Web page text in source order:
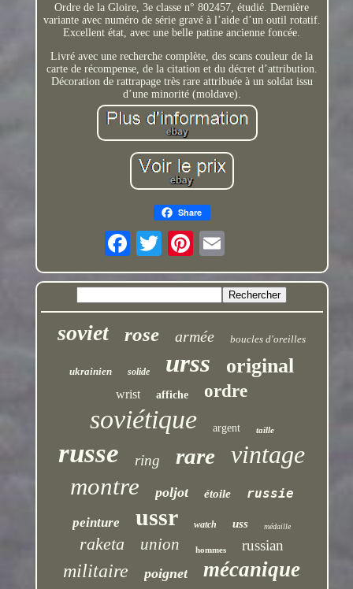
Ordre de la Gloire, 3e classe n° 802457, étudié. Dernière
variante avec numéro de série gravé à l’aide d’un outil rotatif.
Excellent état, avec une belle patine ancienne foncée.
Livré avec une recherche complète, des scans couleur de la
carte de récompense, de la citation et du décret d’attribution.
Décoration de rattrapage très rare attribuée à un soldat issu
d’une minorité (moldave).
Share
soviet rose armée boucles d'oreilles
ukrainien solide urss original
wrist affiche ordre
soviétique argent taille
russe ring rare vintage
montre poljot étoile
russie
peinture
ussr watch uss médaille
raketa union hommes russian
militaire poignet mécanique